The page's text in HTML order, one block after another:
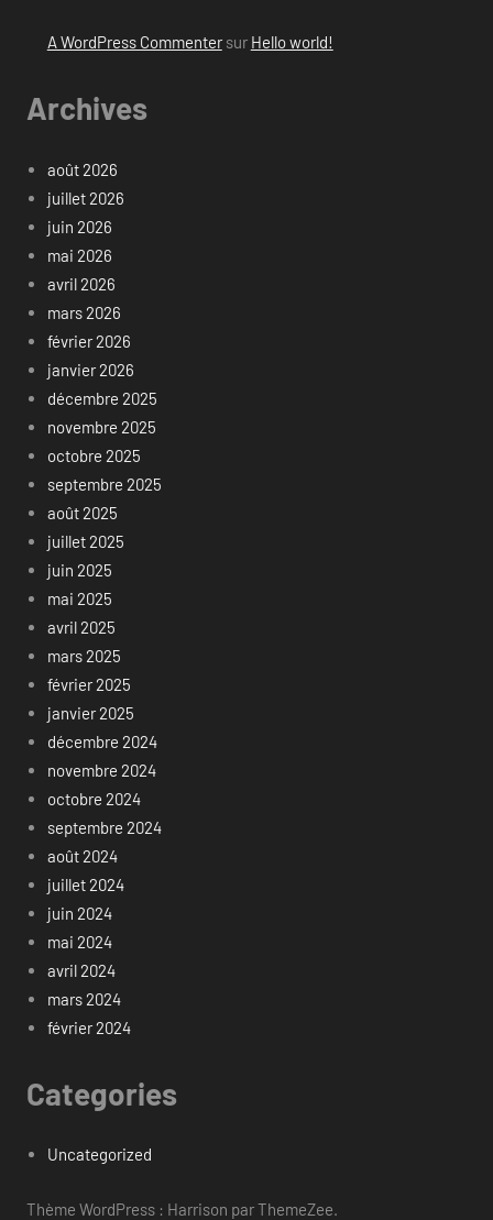
A WordPress Commentersur Hello world!
Archives
août 2026
juillet 2026
juin 2026
mai 2026
avril 2026
mars 2026
février 2026
janvier 2026
décembre 2025
novembre 2025
octobre 2025
septembre 2025
août 2025
juillet 2025
juin 2025
mai 2025
avril 2025
mars 2025
février 2025
janvier 2025
décembre 2024
novembre 2024
octobre 2024
septembre 2024
août 2024
juillet 2024
juin 2024
mai 2024
avril 2024
mars 2024
février 2024
Categories
Uncategorized
Thème WordPress : Harrison par ThemeZee.